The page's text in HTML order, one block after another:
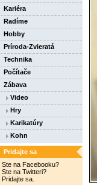
Kariéra
Radíme
Hobby
Príroda-Zvieratá
Technika
Počítače
Zábava
Video
Hry
Karikatúry
Kohn
Pridajte sa
Ste na Facebooku?
Ste na Twitteri?
Pridajte sa.